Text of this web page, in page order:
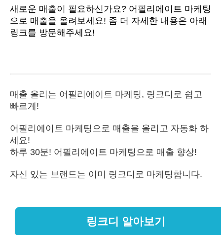
새로운 매출이 필요하신가요? 어필리에이트 마케팅
으로 매출을 올려보세요! 좀 더 자세한 내용은 아래
링크를 방문해주세요!
매출 올리는 어필리에이트 마케팅, 링크디로 쉽고
빠르게!
어필리에이트 마케팅으로 매출을 올리고 자동화 하
세요!
하루 30분! 어필리에이트 마케팅으로 매출 향상!
자신 있는 브랜드는 이미 링크디로 마케팅합니다.
링크디 알아보기